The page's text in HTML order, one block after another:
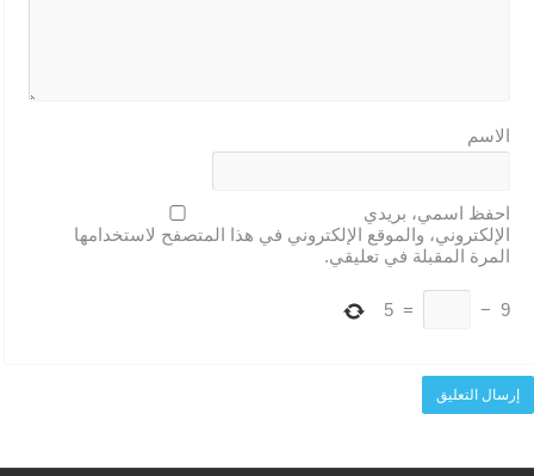
الاسم
احفظ اسمي، بريدي
الإلكتروني، والموقع الإلكتروني في هذا المتصفح لاستخدامها
المرة المقبلة في تعليقي.
9
−
=
5